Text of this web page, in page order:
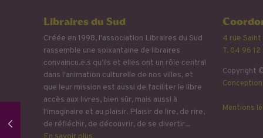
Libraires du Sud
Créée en 1998, l'association Libraires du Sud
rassemble une soixantaine de libraires
convaincu.e.s qu’ils et elles ont un rôle central
dans l'animation culturelle de nos villes, et
que leur mission est aussi de faciliter le libre
accès aux livres, bien sûr, mais aussi à
l'imaginaire et au plaisir. Plaisir de lire, de rire,
de réfléchir, de découvrir, de se divertir...
4 rue
T. 04 96
Copyright
Mentions